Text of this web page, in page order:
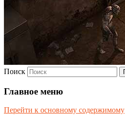
Поиск
Главное меню
Перейти к основному содержимому